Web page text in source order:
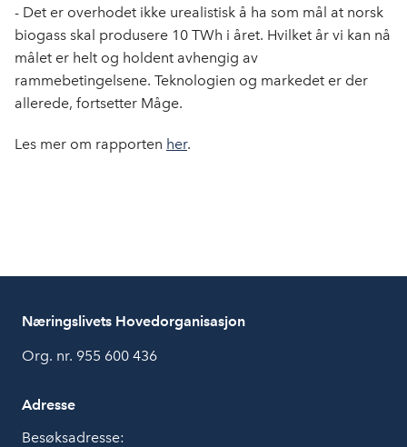
- Det er overhodet ikke urealistisk å ha som mål at norsk
biogass skal produsere 10 TWh i året. Hvilket år vi kan nå
målet er helt og holdent avhengig av
rammebetingelsene. Teknologien og markedet er der
allerede, fortsetter Måge.
Les mer om rapporten her.
Næringslivets Hovedorganisasjon
Org. nr. 955 600 436
Adresse
Besøksadresse: